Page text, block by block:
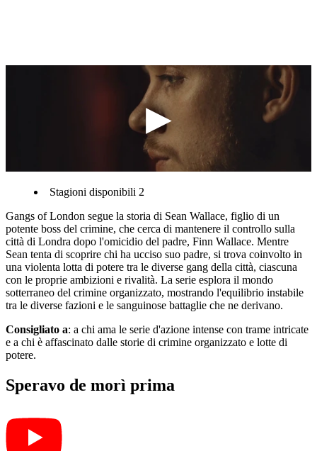
Stagioni disponibili 2
Gangs of London segue la storia di Sean Wallace, figlio di un
potente boss del crimine, che cerca di mantenere il controllo sulla
città di Londra dopo l'omicidio del padre, Finn Wallace. Mentre
Sean tenta di scoprire chi ha ucciso suo padre, si trova coinvolto in
una violenta lotta di potere tra le diverse gang della città, ciascuna
con le proprie ambizioni e rivalità. La serie esplora il mondo
sotterraneo del crimine organizzato, mostrando l'equilibrio instabile
tra le diverse fazioni e le sanguinose battaglie che ne derivano.
Consigliato a: a chi ama le serie d'azione intense con trame intricate
e a chi è affascinato dalle storie di crimine organizzato e lotte di
potere.
Speravo de morì prima